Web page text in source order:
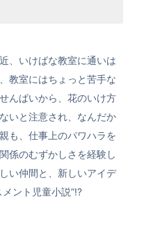
、いけばな教室に通いは
教室にはちょっと苦手な
んぱいから、花のいけ方
いと注意され、なんだか
も、仕事上のパワハラを
係のむずかしさを経験し
い仲間と、新しいアイデ
ント児童小説”!?